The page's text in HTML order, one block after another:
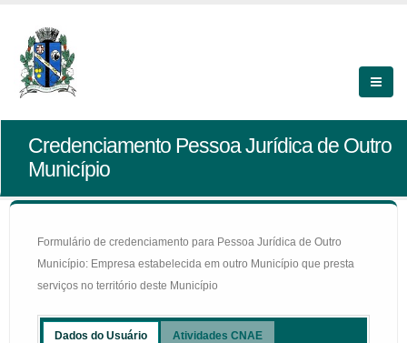
Credenciamento Pessoa Jurídica de Outro
Município
Formulário de credenciamento para Pessoa Jurídica de Outro
Município: Empresa estabelecida em outro Município que presta
serviços no território deste Município
Dados do Usuário Atividades CNAE